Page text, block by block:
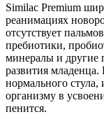
Similac Premium
реанимациях
отсутствует
пребиотики,
минералы и другие
развития
нормального стула,
организму в
пенится.